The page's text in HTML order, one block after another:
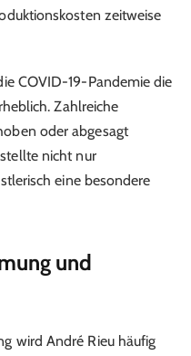
zeitweise
COVID-19-Pandemie die
Zahlreiche
oder abgesagt
nicht nur
eine besondere
und
wird André Rieu häufig